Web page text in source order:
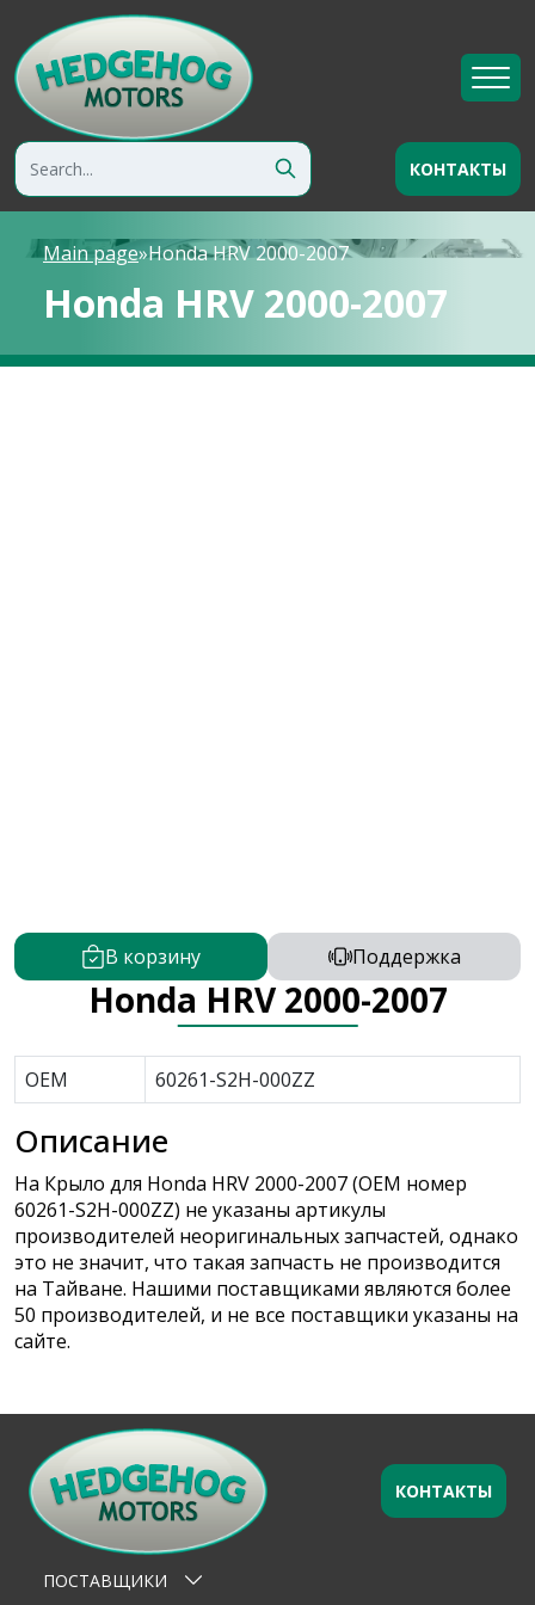
КОНТАКТЫ
Main page»Honda HRV 2000-2007
Honda HRV 2000-2007
В корзину Поддержка
Honda HRV 2000-2007
OEM 60261-S2H-000ZZ
Описание
На Крыло для Honda HRV 2000-2007 (OEM номер
60261-S2H-000ZZ) не указаны артикулы
производителей неоригинальных запчастей, однако
это не значит, что такая запчасть не производится
на Тайване. Нашими поставщиками являются более
50 производителей, и не все поставщики указаны на
сайте.
Оставьте заявку ×
Ваше имя
ПОСТАВЩИКИ
КОНТАКТЫ